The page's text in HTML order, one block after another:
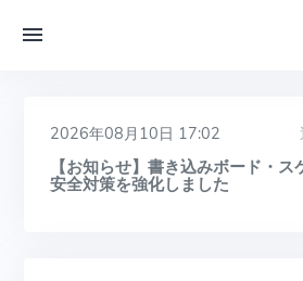
2026年08月10日 17:02
【お知らせ】書き込みボード・
安全対策を強化しました